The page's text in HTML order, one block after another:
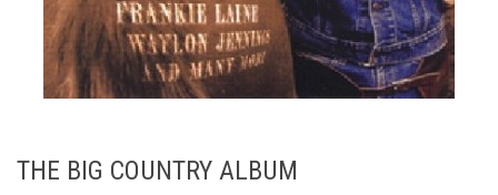
THE BIG COUNTRY ALBUM